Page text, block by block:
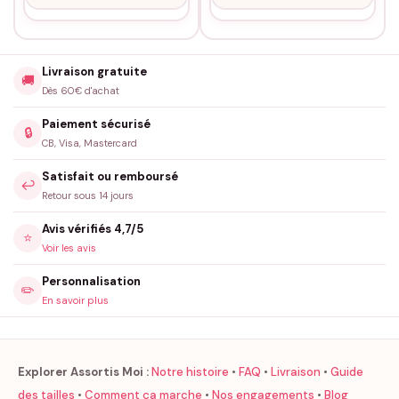
🚚
Livraison gratuite
Dès 60€ d'achat
🔒
Paiement sécurisé
CB, Visa, Mastercard
↩️
Satisfait ou remboursé
Retour sous 14 jours
⭐
Avis vérifiés 4,7/5
Voir les avis
✏️
Personnalisation
En savoir plus
Explorer Assortis Moi :Notre histoire • FAQ • Livraison • Guide
des tailles • Comment ça marche • Nos engagements • Blog